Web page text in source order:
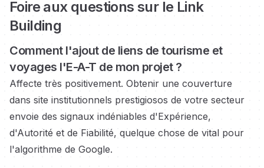
Foire aux questions sur le Link
Building
Comment l'ajout de liens de tourisme et
voyages l'E-A-T de mon projet ?
Affecte très positivement. Obtenir une couverture
dans site institutionnels prestigiosos de votre secteur
envoie des signaux indéniables d'Expérience,
d'Autorité et de Fiabilité, quelque chose de vital pour
l'algorithme de Google.